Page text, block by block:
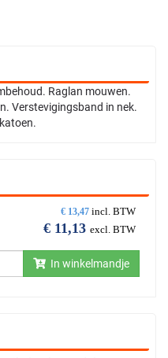
Raglan mouwen.
Verstevigingsband in nek.
€ 13,47 incl. BTW
€ 11,13 excl. BTW
In winkelmandje